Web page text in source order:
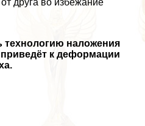
друга во избежание
технологию наложения
к деформации